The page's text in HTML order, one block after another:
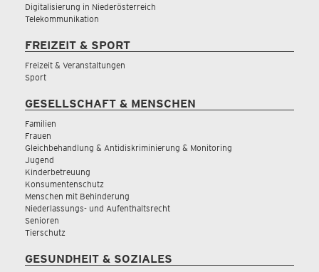
Digitalisierung in Niederösterreich
Telekommunikation
FREIZEIT & SPORT
Freizeit & Veranstaltungen
Sport
GESELLSCHAFT & MENSCHEN
Familien
Frauen
Gleichbehandlung & Antidiskriminierung & Monitoring
Jugend
Kinderbetreuung
Konsumentenschutz
Menschen mit Behinderung
Niederlassungs- und Aufenthaltsrecht
Senioren
Tierschutz
GESUNDHEIT & SOZIALES